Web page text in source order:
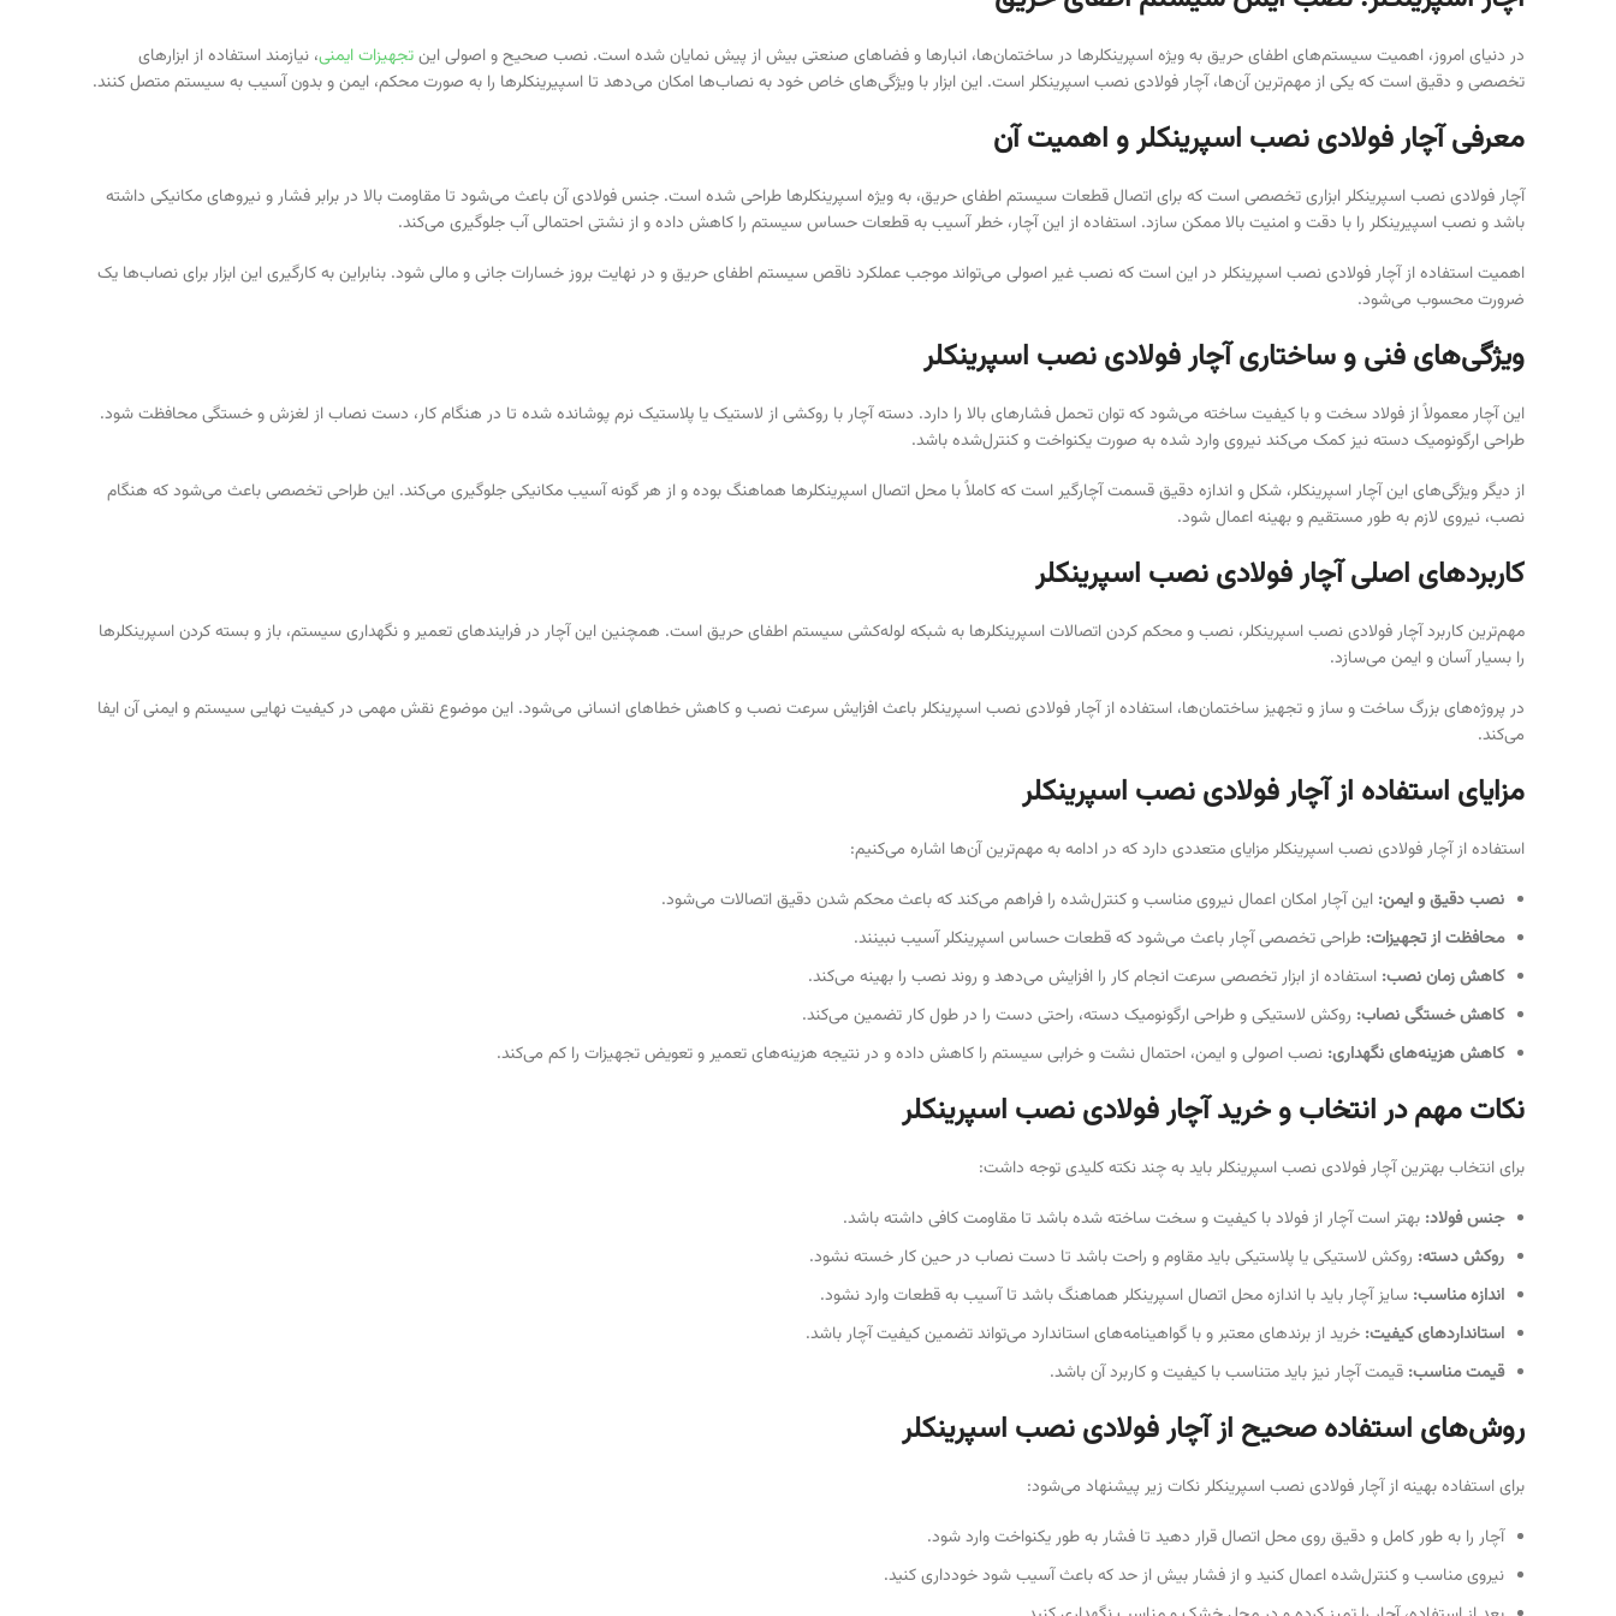
در دنیای امروز، اهمیت سیستم‌های اطفای حریق به ویژه اسپرینکلرها در ساختمان‌ها، انبارها و فضاهای صنعتی بیش از پیش نمایان شده است. نصب صحیح و اصولی اینتجهیزات ایمنی، نیازمند استفاده از ابزارهای
تخصصی و دقیق است که یکی از مهم‌ترین آن‌ها، آچار فولادی نصب اسپرینکلر است. این ابزار با ویژگی‌های خاص خود به نصاب‌ها امکان می‌دهد تا اسپیرینکلرها را به صورت محکم، ایمن و بدون آسیب به سیستم متصل کنند.
معرفی آچار فولادی نصب اسپرینکلر و اهمیت آن
آچار فولادی نصب اسپرینکلر ابزاری تخصصی است که برای اتصال قطعات سیستم اطفای حریق، به ویژه اسپرینکلرها طراحی شده است. جنس فولادی آن باعث می‌شود تا مقاومت بالا در برابر فشار و نیروهای مکانیکی داشته
باشد و نصب اسپیرینکلر را با دقت و امنیت بالا ممکن سازد. استفاده از این آچار، خطر آسیب به قطعات حساس سیستم را کاهش داده و از نشتی احتمالی آب جلوگیری می‌کند.
اهمیت استفاده از آچار فولادی نصب اسپرینکلر در این است که نصب غیر اصولی می‌تواند موجب عملکرد ناقص سیستم اطفای حریق و در نهایت بروز خسارات جانی و مالی شود. بنابراین به کارگیری این ابزار برای نصاب‌ها یک
ضرورت محسوب می‌شود.
ویژگی‌های فنی و ساختاری آچار فولادی نصب اسپرینکلر
این آچار معمولاً از فولاد سخت و با کیفیت ساخته می‌شود که توان تحمل فشارهای بالا را دارد. دسته آچار با روکشی از لاستیک یا پلاستیک نرم پوشانده شده تا در هنگام کار، دست نصاب از لغزش و خستگی محافظت شود.
طراحی ارگونومیک دسته نیز کمک می‌کند نیروی وارد شده به صورت یکنواخت و کنترل‌شده باشد.
از دیگر ویژگی‌های این آچار اسپرینکلر، شکل و اندازه دقیق قسمت آچارگیر است که کاملاً با محل اتصال اسپرینکلرها هماهنگ بوده و از هر گونه آسیب مکانیکی جلوگیری می‌کند. این طراحی تخصصی باعث می‌شود که هنگام
نصب، نیروی لازم به طور مستقیم و بهینه اعمال شود.
کاربردهای اصلی آچار فولادی نصب اسپرینکلر
مهم‌ترین کاربرد آچار فولادی نصب اسپرینکلر، نصب و محکم کردن اتصالات اسپرینکلرها به شبکه لوله‌کشی سیستم اطفای حریق است. همچنین این آچار در فرایندهای تعمیر و نگهداری سیستم، باز و بسته کردن اسپرینکلرها
را بسیار آسان و ایمن می‌سازد.
در پروژه‌های بزرگ ساخت و ساز و تجهیز ساختمان‌ها، استفاده از آچار فولادی نصب اسپرینکلر باعث افزایش سرعت نصب و کاهش خطاهای انسانی می‌شود. این موضوع نقش مهمی در کیفیت نهایی سیستم و ایمنی آن ایفا
می‌کند.
مزایای استفاده از آچار فولادی نصب اسپرینکلر
استفاده از آچار فولادی نصب اسپرینکلر مزایای متعددی دارد که در ادامه به مهم‌ترین آن‌ها اشاره می‌کنیم:
نصب دقیق و ایمن: این آچار امکان اعمال نیروی مناسب و کنترل‌شده را فراهم می‌کند که باعث محکم شدن دقیق اتصالات می‌شود.
محافظت از تجهیزات: طراحی تخصصی آچار باعث می‌شود که قطعات حساس اسپرینکلر آسیب نبینند.
کاهش زمان نصب: استفاده از ابزار تخصصی سرعت انجام کار را افزایش می‌دهد و روند نصب را بهینه می‌کند.
کاهش خستگی نصاب: روکش لاستیکی و طراحی ارگونومیک دسته، راحتی دست را در طول کار تضمین می‌کند.
کاهش هزینه‌های نگهداری: نصب اصولی و ایمن، احتمال نشت و خرابی سیستم را کاهش داده و در نتیجه هزینه‌های تعمیر و تعویض تجهیزات را کم می‌کند.
نکات مهم در انتخاب و خرید آچار فولادی نصب اسپرینکلر
برای انتخاب بهترین آچار فولادی نصب اسپرینکلر باید به چند نکته کلیدی توجه داشت:
جنس فولاد: بهتر است آچار از فولاد با کیفیت و سخت ساخته شده باشد تا مقاومت کافی داشته باشد.
روکش دسته: روکش لاستیکی یا پلاستیکی باید مقاوم و راحت باشد تا دست نصاب در حین کار خسته نشود.
اندازه مناسب: سایز آچار باید با اندازه محل اتصال اسپرینکلر هماهنگ باشد تا آسیب به قطعات وارد نشود.
استانداردهای کیفیت: خرید از برندهای معتبر و با گواهینامه‌های استاندارد می‌تواند تضمین کیفیت آچار باشد.
قیمت مناسب: قیمت آچار نیز باید متناسب با کیفیت و کاربرد آن باشد.
روش‌های استفاده صحیح از آچار فولادی نصب اسپرینکلر
برای استفاده بهینه از آچار فولادی نصب اسپرینکلر نکات زیر پیشنهاد می‌شود:
آچار را به طور کامل و دقیق روی محل اتصال قرار دهید تا فشار به طور یکنواخت وارد شود.
نیروی مناسب و کنترل‌شده اعمال کنید و از فشار بیش از حد که باعث آسیب شود خودداری کنید.